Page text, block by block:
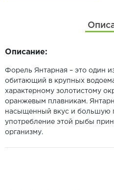
Описание:
Форель Янтарная – это один
обитающий в крупных
характерному золотистому
оранжевым плавникам.
насыщенный вкус и большую
употребление этой рыбы
организму.